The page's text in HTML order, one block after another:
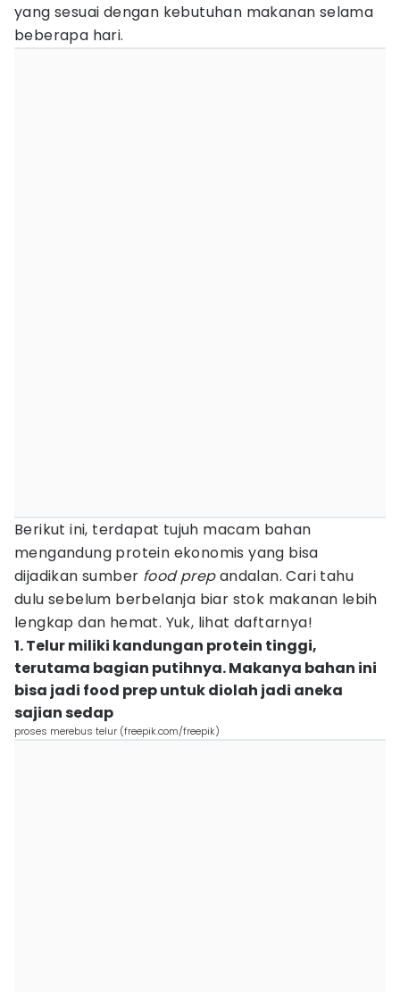
yang sesuai dengan kebutuhan makanan selama
beberapa hari.
Berikut ini, terdapat tujuh macam bahan
mengandung protein ekonomis yang bisa
dijadikan sumber food prepandalan. Cari tahu
dulu sebelum berbelanja biar stok makanan lebih
lengkap dan hemat. Yuk, lihat daftarnya!
1. Telur miliki kandungan protein tinggi,
terutama bagian putihnya. Makanya bahan ini
bisa jadi food prep untuk diolah jadi aneka
sajian sedap
proses merebus telur (freepik.com/freepik)